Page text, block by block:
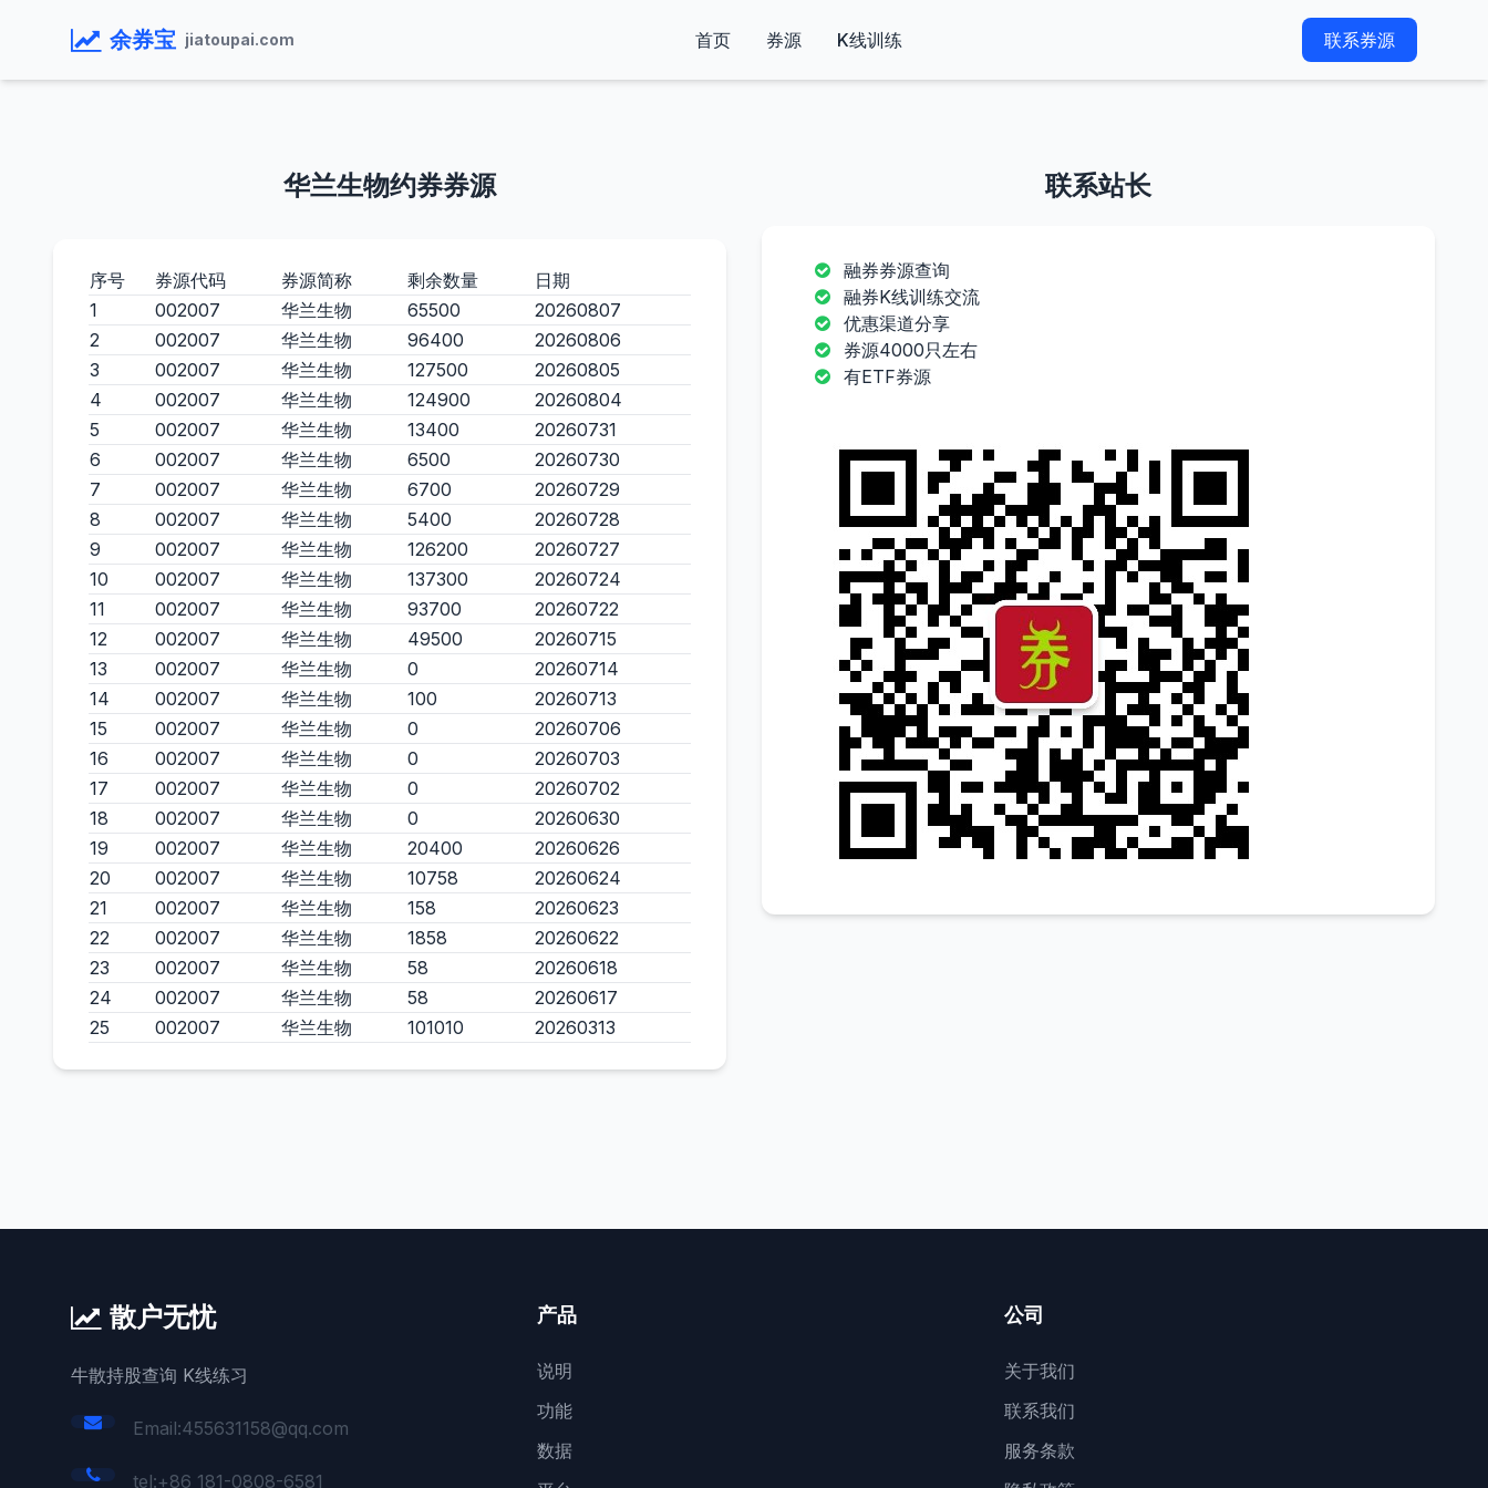
余券宝 jiatoupai.com 首页 券源 K线训练 联系券源
华兰生物约券券源
序号 券源代码 券源简称 剩余数量
日期
1
002007 华兰生物 65500
20260807
2
002007 华兰生物 96400
20260806
3
002007 华兰生物 127500
20260805
4
002007 华兰生物 124900
20260804
5
002007 华兰生物 13400
20260731
6
002007 华兰生物 6500
20260730
7
002007 华兰生物 6700
20260729
8
002007 华兰生物 5400
20260728
9
002007 华兰生物 126200
20260727
10
002007 华兰生物 137300
20260724
11
002007 华兰生物 93700
20260722
12
002007 华兰生物 49500
20260715
13
002007 华兰生物 0
20260714
14
002007 华兰生物 100
20260713
15
002007 华兰生物 0
20260706
16
002007 华兰生物 0
20260703
17
002007 华兰生物 0
20260702
18
002007 华兰生物 0
20260630
19
002007 华兰生物 20400
20260626
20
002007 华兰生物 10758
20260624
21
002007 华兰生物 158
20260623
22
002007 华兰生物 1858
20260622
23
002007 华兰生物 58
20260618
24
002007 华兰生物 58
20260617
25
002007 华兰生物 101010 20260313
联系站长
融券券源查询
融券K线训练交流
优惠渠道分享
券源4000只左右
有ETF券源
散户无忧
牛散持股查询 K线练习
Email:455631158@qq.com
tel:+86 181-0808-6581
产品
说明
功能
数据
公司
关于我们
联系我们
服务条款